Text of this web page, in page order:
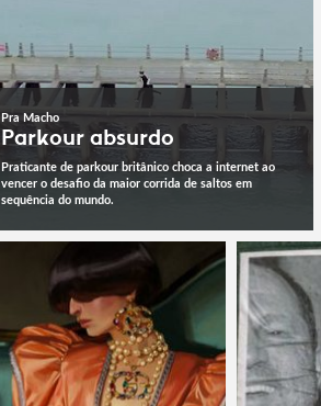
Pra Macho
Parkour absurdo
Praticante de parkour britânico choca a internet ao
vencer o desafio da maior corrida de saltos em
sequência do mundo.